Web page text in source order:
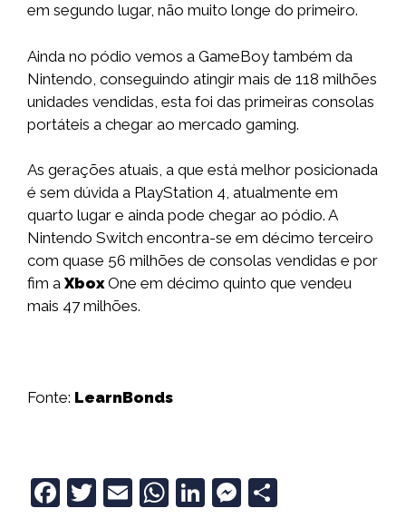
em segundo lugar, não muito longe do primeiro.
Ainda no pódio vemos a GameBoy também da
Nintendo, conseguindo atingir mais de 118 milhões
unidades vendidas, esta foi das primeiras consolas
portáteis a chegar ao mercado gaming.
As gerações atuais, a que está melhor posicionada
é sem dúvida a PlayStation 4, atualmente em
quarto lugar e ainda pode chegar ao pódio. A
Nintendo Switch encontra-se em décimo terceiro
com quase 56 milhões de consolas vendidas e por
fim a XboxOne em décimo quinto que vendeu
mais 47 milhões.
Fonte: LearnBonds
F
T
E
W Li M